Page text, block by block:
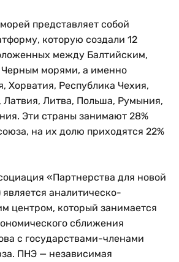
представляет собой
которую создали 12
между Балтийским,
морями, а именно
Хорватия, Республика Чехия,
Латвия, Литва, Польша, Румыния,
Эти страны занимают 28%
на их долю приходятся 22%
«Партнерства для новой
аналитическо-
центром, который занимается
сближения
с государствами-членами
ПНЭ — независимая